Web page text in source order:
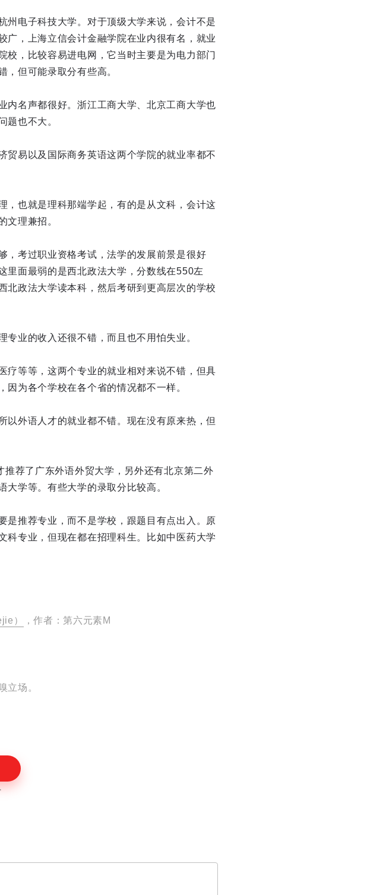
州电子科技大学。对于顶级大学来说，会计不是
广，上海立信会计金融学院在业内很有名，就业
校，比较容易进电网，它当时主要是为电力部门
，但可能录取分有些高。
内名声都很好。浙江工商大学、北京工商大学也
题也不大。
贸易以及国际商务英语这两个学院的就业率都不
，也就是理科那端学起，有的是从文科，会计这
文理兼招。
，考过职业资格考试，法学的发展前景是很好
里面最弱的是西北政法大学，分数线在550左
北政法大学读本科，然后考研到更高层次的学校
业的收入还很不错，而且也不用怕失业。
疗等等，这两个专业的就业相对来说不错，但具
为各个学校在各个省的情况都不一样。
以外语人才的就业都不错。现在没有原来热，但
荐了广东外语外贸大学，另外还有北京第二外
学等。有些大学的录取分比较高。
是推荐专业，而不是学校，跟题目有点出入。原
科专业，但现在都在招理科生。比如中医药大学
） ，作者：第六元素M
立场。